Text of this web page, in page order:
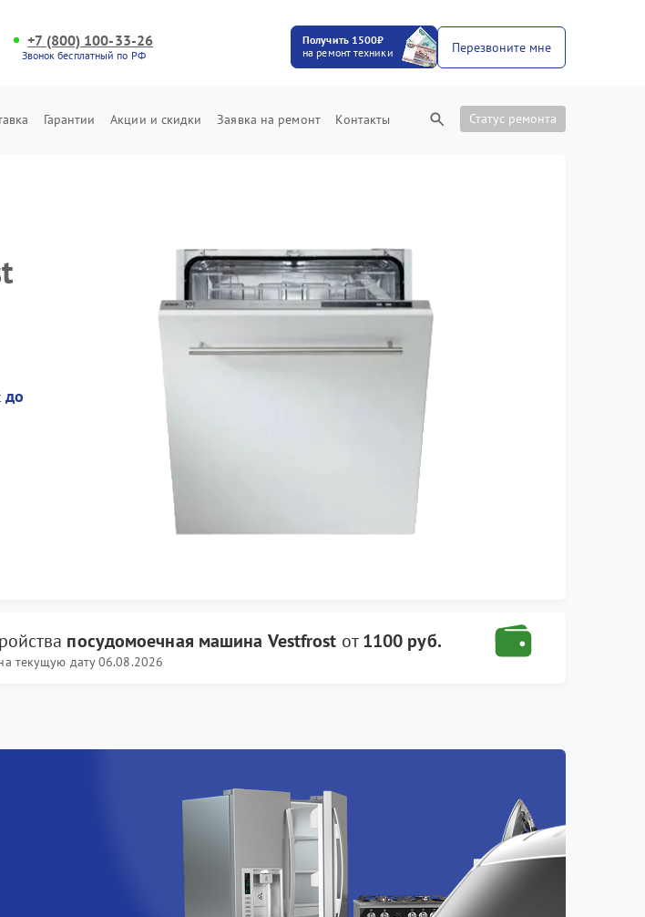
+7 (800) 100-33-26
Звонок бесплатный по РФ
Получить 1500₽
на ремонт техники
Перезвоните мне
Гарантии Акции и скидки Заявка на ремонт Контакты Статус ремонта
до
посудомоечная машина Vestfrost от1100 руб.
текущую дату 06.08.2026